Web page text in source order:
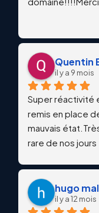
Quentin
il y a 9 mois
Super réactivité
remis en place
mauvais
rare de nos jours
hugo
il y a 12 mois